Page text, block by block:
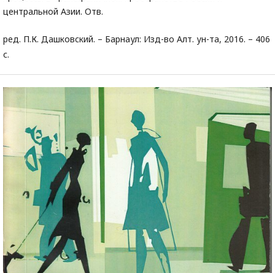
центральной Азии. Отв.
ред. П.К. Дашковский. – Барнаул: Изд-во Алт. ун-та, 2016. – 406
с.